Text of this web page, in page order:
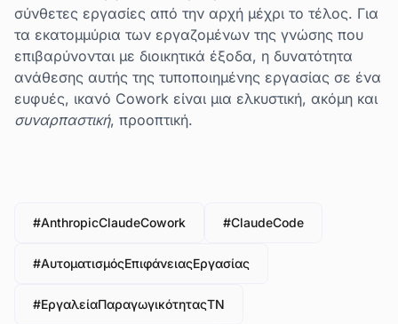
σύνθετες εργασίες από την αρχή μέχρι το τέλος. Για
τα εκατομμύρια των εργαζομένων της γνώσης που
επιβαρύνονται με διοικητικά έξοδα, η δυνατότητα
ανάθεσης αυτής της τυποποιημένης εργασίας σε ένα
ευφυές, ικανό Cowork είναι μια ελκυστική, ακόμη και
συναρπαστική, προοπτική.
#AnthropicClaudeCowork #ClaudeCode
#ΑυτοματισμόςΕπιφάνειαςΕργασίας
#ΕργαλείαΠαραγωγικότηταςΤΝ